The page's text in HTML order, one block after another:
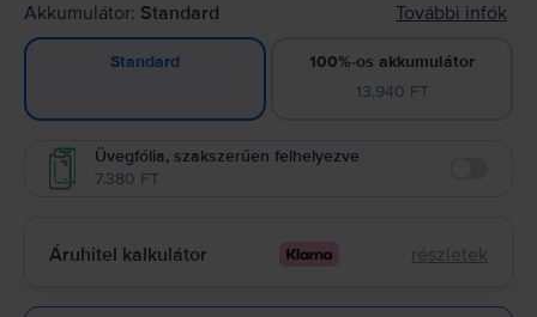
Akkumulátor: Standard További infók
Standard
100%-os akkumulátor
13.940 FT
Üvegfólia, szakszerűen felhelyezve
7.380 FT
Áruhitel kalkulátor részletek